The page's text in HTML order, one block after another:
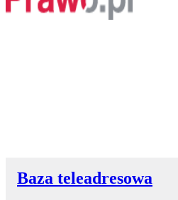
Baza teleadresowa